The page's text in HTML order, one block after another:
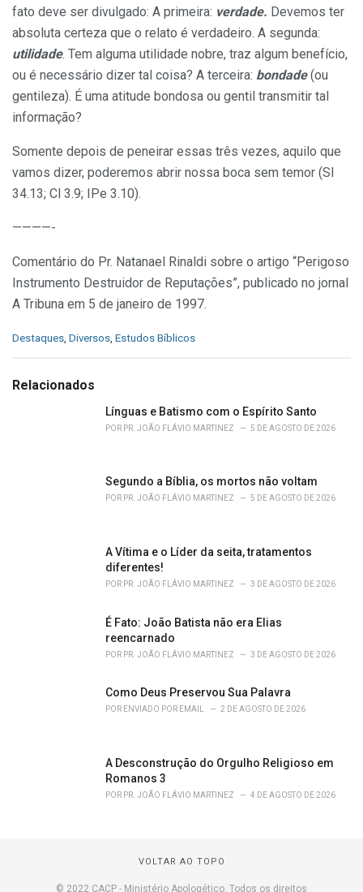
fato deve ser divulgado: A primeira: verdade. Devemos ter
absoluta certeza que o relato é verdadeiro. A segunda:
utilidade. Tem alguma utilidade nobre, traz algum benefício,
ou é necessário dizer tal coisa? A terceira: bondade(ou
gentileza). É uma atitude bondosa ou gentil transmitir tal
informação?
Somente depois de peneirar essas três vezes, aquilo que
vamos dizer, poderemos abrir nossa boca sem temor (Sl
34.13; Cl 3.9; IPe 3.10).
————-
Comentário do Pr. Natanael Rinaldi sobre o artigo “Perigoso
Instrumento Destruidor de Reputações”, publicado no jornal
A Tribuna em 5 de janeiro de 1997.
C
e
Destaques, Diversos, Estudos Bíblicos
Relacionados
Línguas e Batismo com o Espírito Santo
POR PR. JOÃO FLÁVIO MARTINEZ 5 DE AGOSTO DE 2026
Segundo a Bíblia, os mortos não voltam
POR PR. JOÃO FLÁVIO MARTINEZ 5 DE AGOSTO DE 2026
A Vítima e o Líder da seita, tratamentos
diferentes!
POR PR. JOÃO FLÁVIO MARTINEZ 3 DE AGOSTO DE 2026
É Fato: João Batista não era Elias
reencarnado
POR PR. JOÃO FLÁVIO MARTINEZ 3 DE AGOSTO DE 2026
Como Deus Preservou Sua Palavra
POR ENVIADO POR EMAIL 2 DE AGOSTO DE 2026
A Desconstrução do Orgulho Religioso em
Romanos 3
POR PR. JOÃO FLÁVIO MARTINEZ 4 DE AGOSTO DE 2026
VOLTAR AO TOPO
© 2022 CACP - Ministério Apologético. Todos os direitos